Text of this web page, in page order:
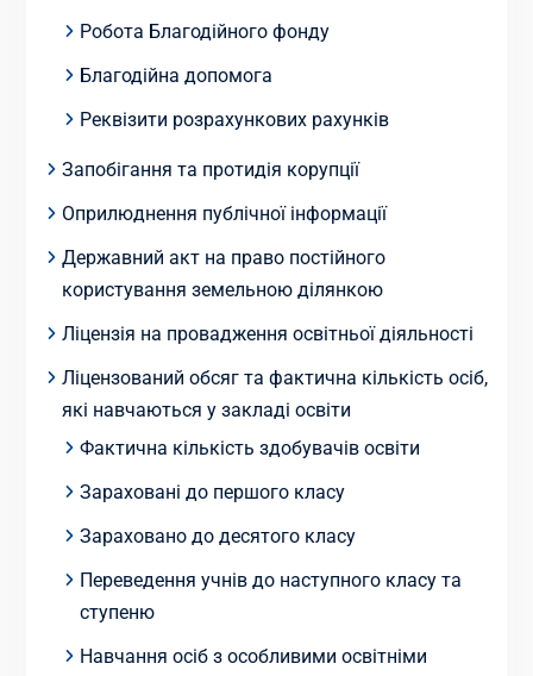
Робота Благодійного фонду
Благодійна допомога
Реквізити розрахункових рахунків
Запобігання та протидія корупції
Оприлюднення публічної інформації
Державний акт на право постійного
користування земельною ділянкою
Ліцензія на провадження освітньої діяльності
Ліцензований обсяг та фактична кількість осіб,
які навчаються у закладі освіти
Фактична кількість здобувачів освіти
Зараховані до першого класу
Зараховано до десятого класу
Переведення учнів до наступного класу та
ступеню
Навчання осіб з особливими освітніми